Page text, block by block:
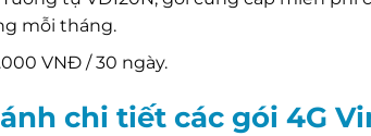
mỗi tháng.
VNĐ / 30 ngày.
chi tiết các gói 4G